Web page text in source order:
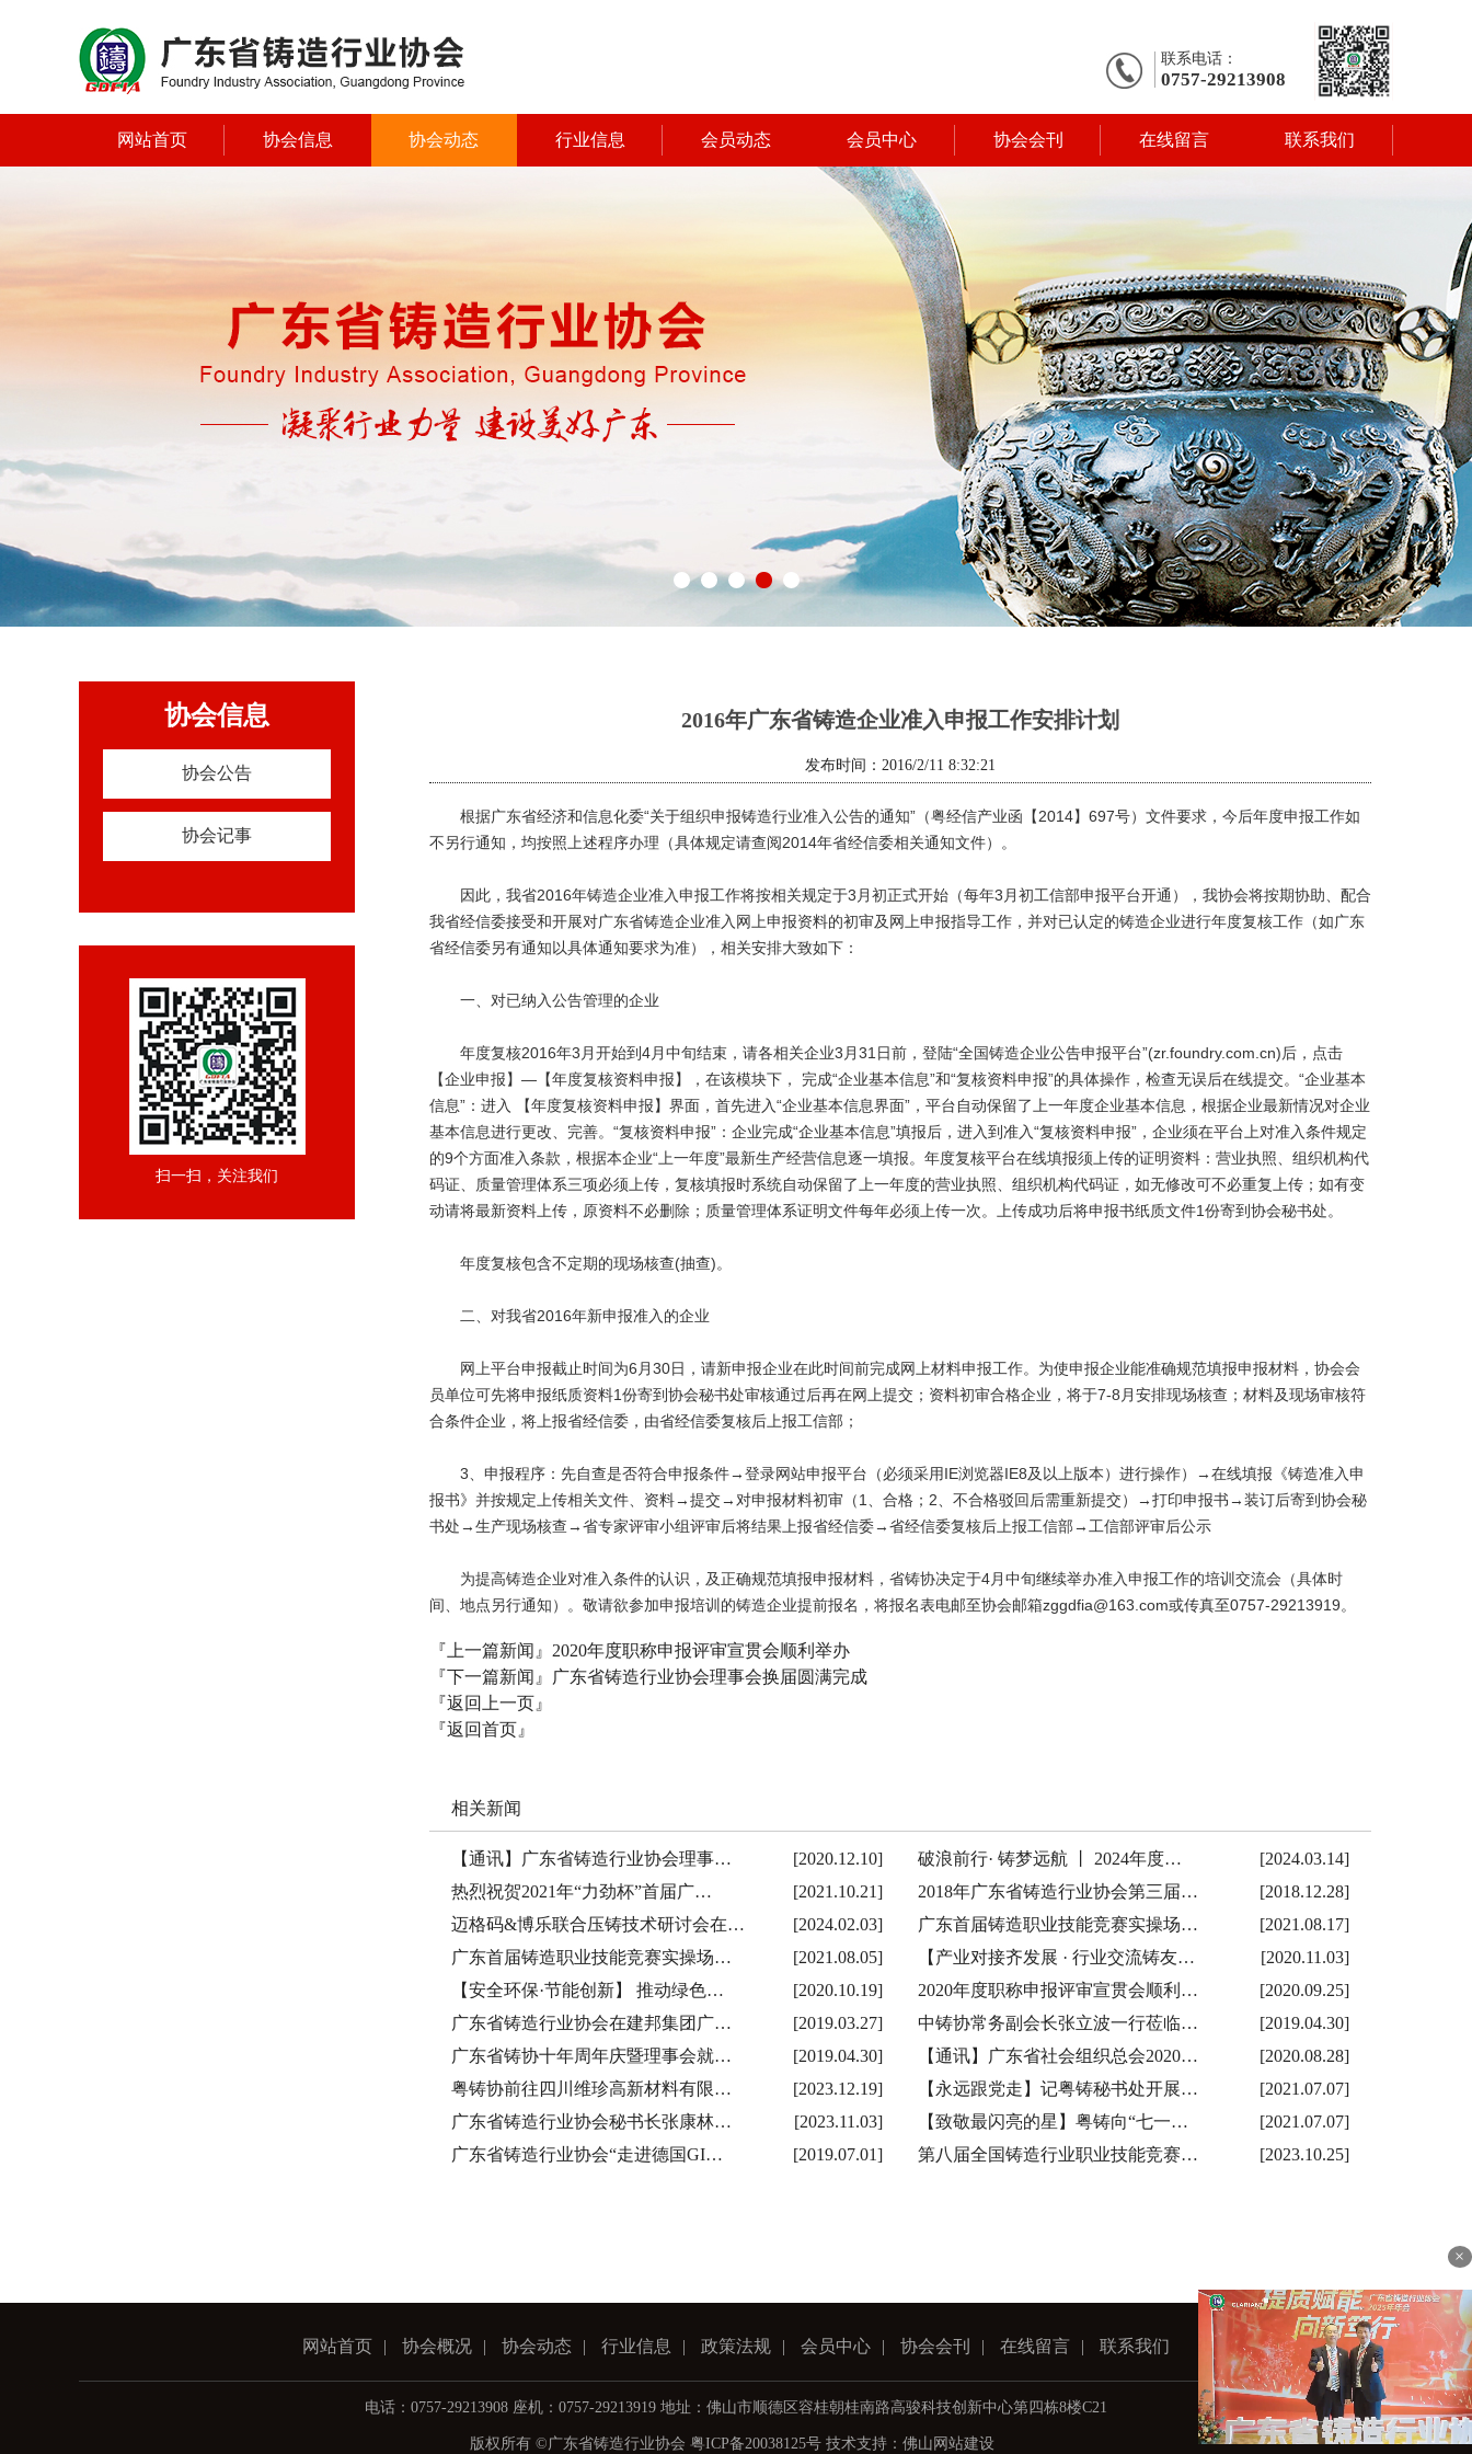
联系电话：
0757-29213908
网站首页 协会信息 协会动态 行业信息 会员动态 会员中心 协会会刊 在线留言 联系我们
×
1 2 3 4 5
协会信息
协会公告
协会记事
扫一扫，关注我们
2016年广东省铸造企业准入申报工作安排计划
发布时间：2016/2/11 8:32:21
根据广东省经济和信息化委“关于组织申报铸造行业准入公告的通知”（粤经信产业函【2014】697号）文件要求，今后年度申报工作如
不另行通知，均按照上述程序办理（具体规定请查阅2014年省经信委相关通知文件）。
因此，我省2016年铸造企业准入申报工作将按相关规定于3月初正式开始（每年3月初工信部申报平台开通），我协会将按期协助、配合
我省经信委接受和开展对广东省铸造企业准入网上申报资料的初审及网上申报指导工作，并对已认定的铸造企业进行年度复核工作（如广东
省经信委另有通知以具体通知要求为准），相关安排大致如下：
一、对已纳入公告管理的企业
年度复核2016年3月开始到4月中旬结束，请各相关企业3月31日前，登陆“全国铸造企业公告申报平台”(zr.foundry.com.cn)后，点击
【企业申报】—【年度复核资料申报】，在该模块下， 完成“企业基本信息”和“复核资料申报”的具体操作，检查无误后在线提交。“企业基本
信息”：进入 【年度复核资料申报】界面，首先进入“企业基本信息界面”，平台自动保留了上一年度企业基本信息，根据企业最新情况对企业
基本信息进行更改、完善。“复核资料申报”：企业完成“企业基本信息”填报后，进入到准入“复核资料申报”，企业须在平台上对准入条件规定
的9个方面准入条款，根据本企业“上一年度”最新生产经营信息逐一填报。年度复核平台在线填报须上传的证明资料：营业执照、组织机构代
码证、质量管理体系三项必须上传，复核填报时系统自动保留了上一年度的营业执照、组织机构代码证，如无修改可不必重复上传；如有变
动请将最新资料上传，原资料不必删除；质量管理体系证明文件每年必须上传一次。上传成功后将申报书纸质文件1份寄到协会秘书处。
年度复核包含不定期的现场核查(抽查)。
二、对我省2016年新申报准入的企业
网上平台申报截止时间为6月30日，请新申报企业在此时间前完成网上材料申报工作。为使申报企业能准确规范填报申报材料，协会会
员单位可先将申报纸质资料1份寄到协会秘书处审核通过后再在网上提交；资料初审合格企业，将于7-8月安排现场核查；材料及现场审核符
合条件企业，将上报省经信委，由省经信委复核后上报工信部；
3、申报程序：先自查是否符合申报条件→登录网站申报平台（必须采用IE浏览器IE8及以上版本）进行操作）→在线填报《铸造准入申
报书》并按规定上传相关文件、资料→提交→对申报材料初审（1、合格；2、不合格驳回后需重新提交）→打印申报书→装订后寄到协会秘
书处→生产现场核查→省专家评审小组评审后将结果上报省经信委→省经信委复核后上报工信部→工信部评审后公示
为提高铸造企业对准入条件的认识，及正确规范填报申报材料，省铸协决定于4月中旬继续举办准入申报工作的培训交流会（具体时
间、地点另行通知）。敬请欲参加申报培训的铸造企业提前报名，将报名表电邮至协会邮箱zggdfia@163.com或传真至0757-29213919。
『上一篇新闻』 2020年度职称申报评审宣贯会顺利举办
『下一篇新闻』
广东省铸造行业协会理事会换届圆满完成
『返回上一页』
『返回首页』
相关新闻
[2020.12.10]
【通讯】广东省铸造行业协会理事… [2024.03.14]
破浪前行· 铸梦远航 丨 2024年度…
[2021.10.21]
热烈祝贺2021年“力劲杯”首届广… [2018.12.28]
2018年广东省铸造行业协会第三届…
[2024.02.03]
迈格码&博乐联合压铸技术研讨会在… [2021.08.17]
广东首届铸造职业技能竞赛实操场…
[2021.08.05]
广东首届铸造职业技能竞赛实操场… [2020.11.03]
【产业对接齐发展 · 行业交流铸友…
[2020.10.19]
【安全环保·节能创新】 推动绿色… [2020.09.25]
2020年度职称申报评审宣贯会顺利…
[2019.03.27]
广东省铸造行业协会在建邦集团广… [2019.04.30]
中铸协常务副会长张立波一行莅临…
[2019.04.30]
广东省铸协十年周年庆暨理事会就… [2020.08.28]
【通讯】广东省社会组织总会2020…
[2023.12.19]
粤铸协前往四川维珍高新材料有限… [2021.07.07]
【永远跟党走】记粤铸秘书处开展…
[2023.11.03]
广东省铸造行业协会秘书长张康林… [2021.07.07]
【致敬最闪亮的星】粤铸向“七一…
[2019.07.01]
广东省铸造行业协会“走进德国GI… [2023.10.25]
第八届全国铸造行业职业技能竞赛…
网站首页 | 协会概况 | 协会动态 | 行业信息 | 政策法规 | 会员中心 | 协会会刊 | 在线留言 | 联系我们
电话：0757-29213908 座机：0757-29213919 地址：佛山市顺德区容桂朝桂南路高骏科技创新中心第四栋8楼C21
版权所有 ©广东省铸造行业协会 粤ICP备20038125号技术支持： 佛山网站建设